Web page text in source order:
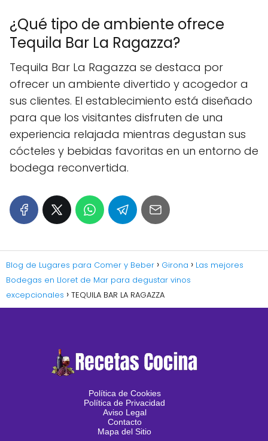
¿Qué tipo de ambiente ofrece
Tequila Bar La Ragazza?
Tequila Bar La Ragazza se destaca por
ofrecer un ambiente divertido y acogedor a
sus clientes. El establecimiento está diseñado
para que los visitantes disfruten de una
experiencia relajada mientras degustan sus
cócteles y bebidas favoritas en un entorno de
bodega reconvertida.
Blog de Lugares para Comer y Beber Girona
Las mejores
Bodegas en Lloret de Mar para degustar vinos
excepcionales
TEQUILA BAR LA RAGAZZA
Política de Cookies
Política de Privacidad
Aviso Legal
Contacto
Mapa del Sitio